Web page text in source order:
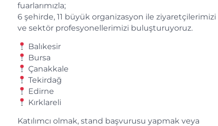
fuarlarımızla;
6 şehirde, 11 büyük organizasyon ile ziyaretçilerimizi
ve sektör profesyonellerimizi buluşturuyoruz.
Balıkesir
Bursa
Çanakkale
Tekirdağ
Edirne
Kırklareli
Katılımcı olmak, stand başvurusu yapmak veya